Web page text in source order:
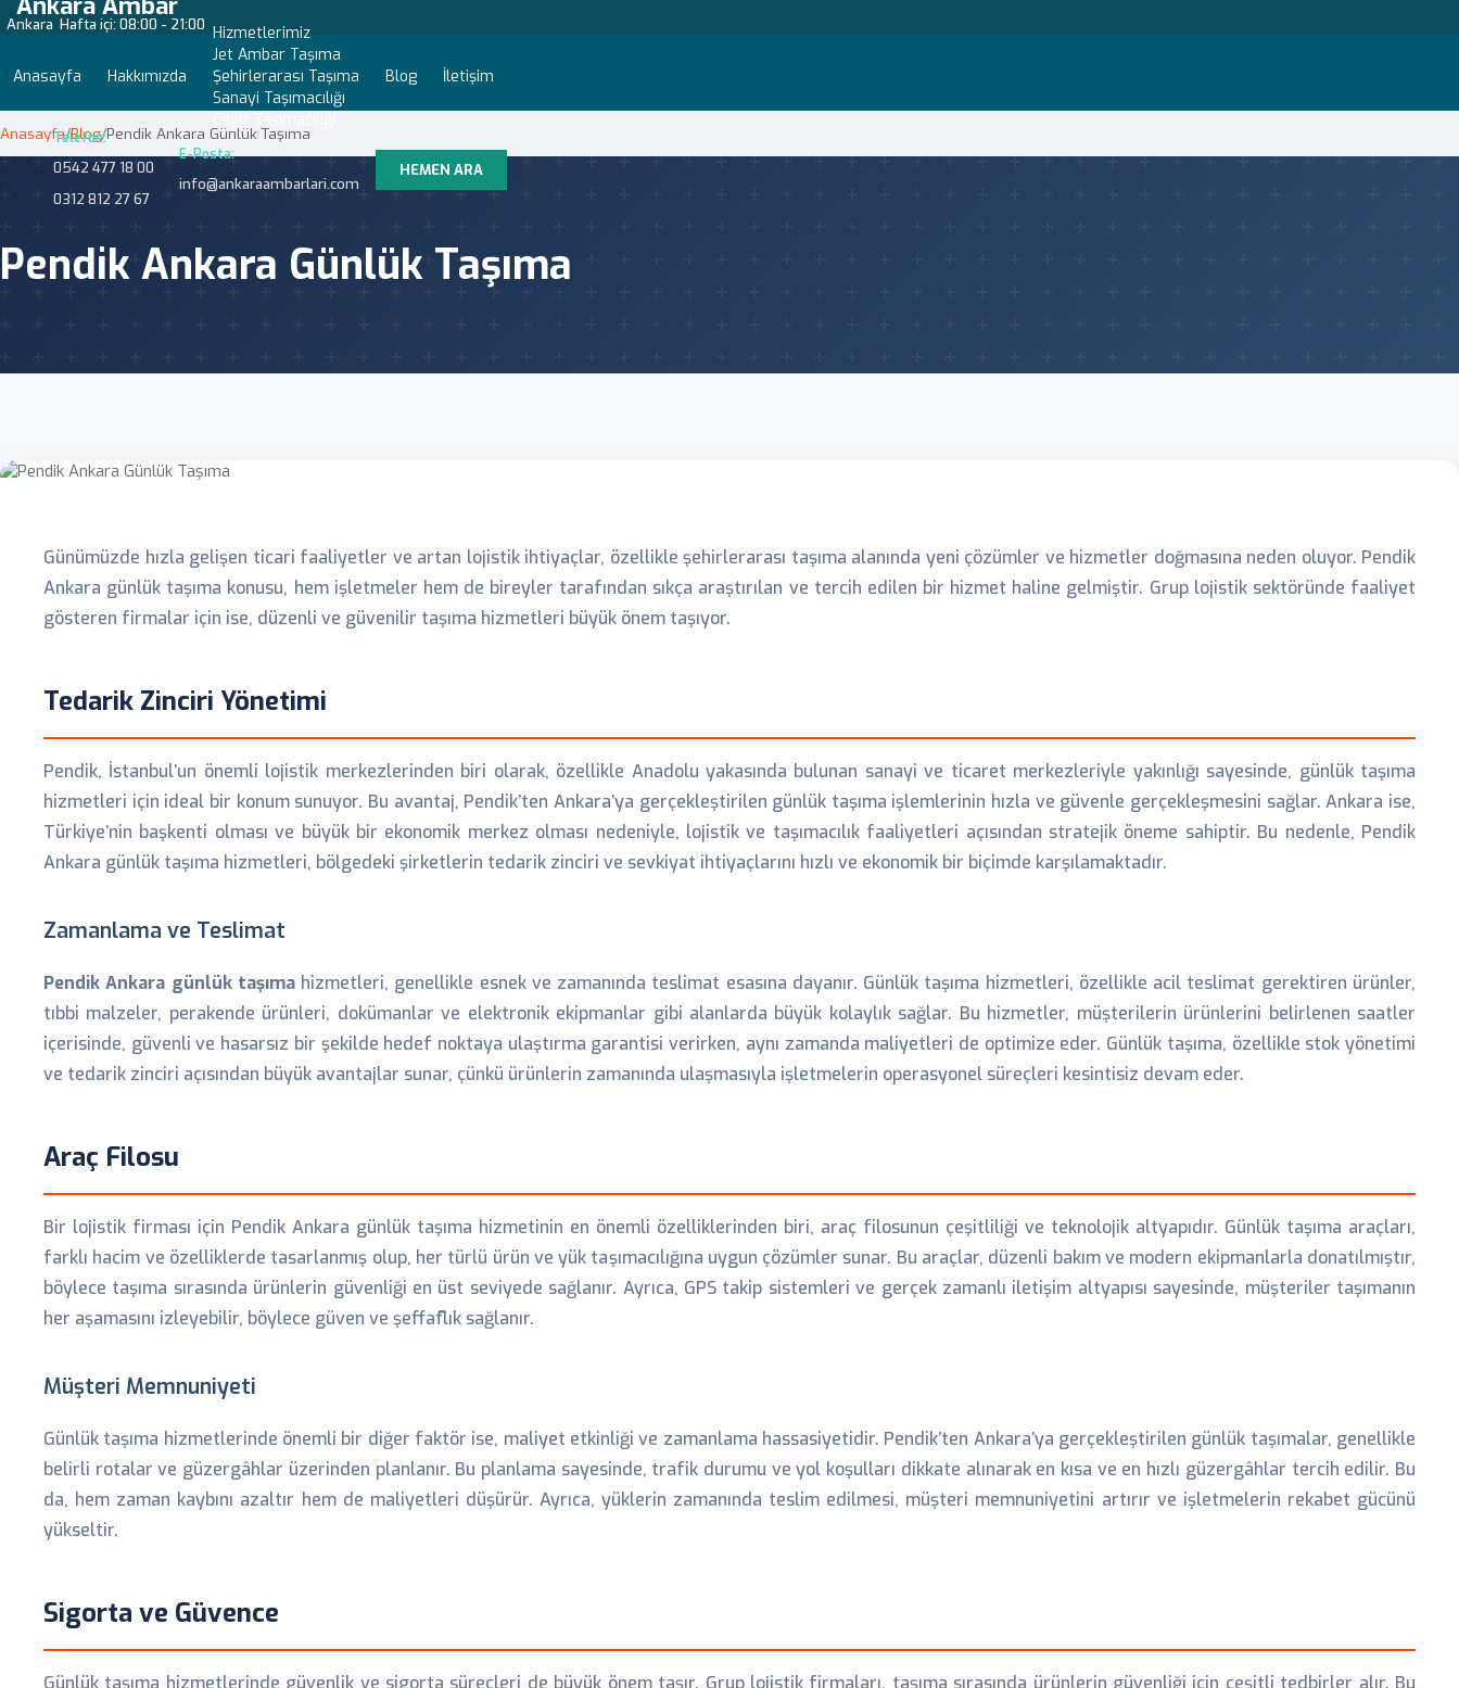
Ankara Hafta içi: 08:00 - 21:00
Anasayfa Hakkımızda
Hizmetlerimiz
Jet Ambar Taşıma
Şehirlerarası Taşıma
Sanayi Taşımacılığı
Blog İletişim
Telefon:
0542 477 18 00
0312 812 27 67
E-Posta:
info@ankaraambarlari.com
HEMEN ARA
Anasayfa/Blog/Pendik Ankara Günlük Taşıma
Pendik Ankara Günlük Taşıma
Günümüzde hızla gelişen ticari faaliyetler ve artan lojistik ihtiyaçlar, özellikle şehirlerarası taşıma alanında yeni çözümler ve hizmetler doğmasına neden oluyor. Pendik
Ankara günlük taşıma konusu, hem işletmeler hem de bireyler tarafından sıkça araştırılan ve tercih edilen bir hizmet haline gelmiştir. Grup lojistik sektöründe faaliyet
gösteren firmalar için ise, düzenli ve güvenilir taşıma hizmetleri büyük önem taşıyor.
Tedarik Zinciri Yönetimi
Pendik, İstanbul’un önemli lojistik merkezlerinden biri olarak, özellikle Anadolu yakasında bulunan sanayi ve ticaret merkezleriyle yakınlığı sayesinde, günlük taşıma
hizmetleri için ideal bir konum sunuyor. Bu avantaj, Pendik’ten Ankara’ya gerçekleştirilen günlük taşıma işlemlerinin hızla ve güvenle gerçekleşmesini sağlar. Ankara ise,
Türkiye’nin başkenti olması ve büyük bir ekonomik merkez olması nedeniyle, lojistik ve taşımacılık faaliyetleri açısından stratejik öneme sahiptir. Bu nedenle, Pendik
Ankara günlük taşıma hizmetleri, bölgedeki şirketlerin tedarik zinciri ve sevkiyat ihtiyaçlarını hızlı ve ekonomik bir biçimde karşılamaktadır.
Zamanlama ve Teslimat
Pendik Ankara günlük taşımahizmetleri, genellikle esnek ve zamanında teslimat esasına dayanır. Günlük taşıma hizmetleri, özellikle acil teslimat gerektiren ürünler,
tıbbi malzeler, perakende ürünleri, dokümanlar ve elektronik ekipmanlar gibi alanlarda büyük kolaylık sağlar. Bu hizmetler, müşterilerin ürünlerini belirlenen saatler
içerisinde, güvenli ve hasarsız bir şekilde hedef noktaya ulaştırma garantisi verirken, aynı zamanda maliyetleri de optimize eder. Günlük taşıma, özellikle stok yönetimi
ve tedarik zinciri açısından büyük avantajlar sunar, çünkü ürünlerin zamanında ulaşmasıyla işletmelerin operasyonel süreçleri kesintisiz devam eder.
Araç Filosu
Bir lojistik firması için Pendik Ankara günlük taşıma hizmetinin en önemli özelliklerinden biri, araç filosunun çeşitliliği ve teknolojik altyapıdır. Günlük taşıma araçları,
farklı hacim ve özelliklerde tasarlanmış olup, her türlü ürün ve yük taşımacılığına uygun çözümler sunar. Bu araçlar, düzenli bakım ve modern ekipmanlarla donatılmıştır,
böylece taşıma sırasında ürünlerin güvenliği en üst seviyede sağlanır. Ayrıca, GPS takip sistemleri ve gerçek zamanlı iletişim altyapısı sayesinde, müşteriler taşımanın
her aşamasını izleyebilir, böylece güven ve şeffaflık sağlanır.
Müşteri Memnuniyeti
Günlük taşıma hizmetlerinde önemli bir diğer faktör ise, maliyet etkinliği ve zamanlama hassasiyetidir. Pendik’ten Ankara’ya gerçekleştirilen günlük taşımalar, genellikle
belirli rotalar ve güzergâhlar üzerinden planlanır. Bu planlama sayesinde, trafik durumu ve yol koşulları dikkate alınarak en kısa ve en hızlı güzergâhlar tercih edilir. Bu
da, hem zaman kaybını azaltır hem de maliyetleri düşürür. Ayrıca, yüklerin zamanında teslim edilmesi, müşteri memnuniyetini artırır ve işletmelerin rekabet gücünü
yükseltir.
Sigorta ve Güvence
Günlük taşıma hizmetlerinde güvenlik ve sigorta süreçleri de büyük önem taşır. Grup lojistik firmaları, taşıma sırasında ürünlerin güvenliği için çeşitli tedbirler alır. Bu